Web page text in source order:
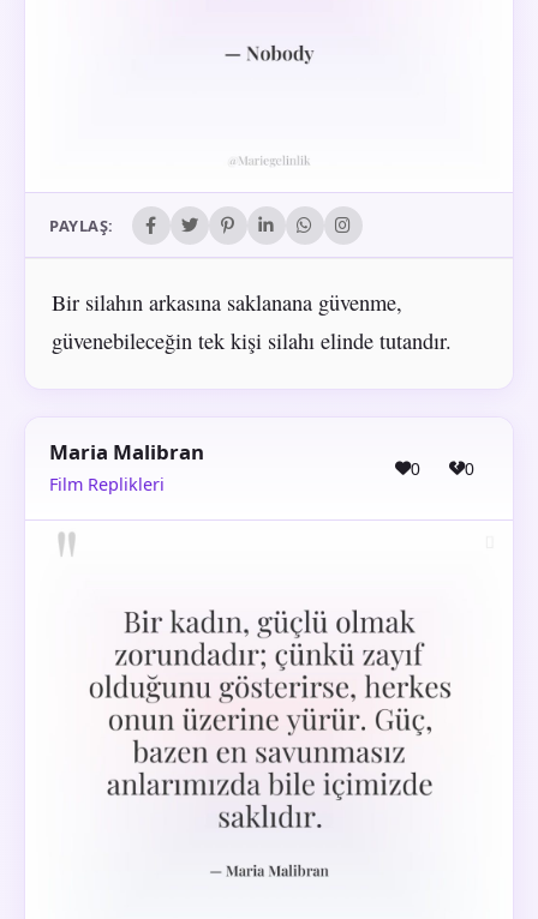
PAYLAŞ:
Bir silahın arkasına saklanana güvenme,
güvenebileceğin tek kişi silahı elinde tutandır.
Maria Malibran
Film Replikleri
0 0